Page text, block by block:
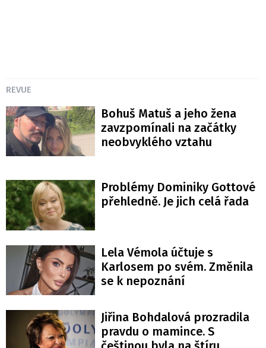
REVUE
Bohuš Matuš a jeho žena
zavzpomínali na začátky
neobvyklého vztahu
Problémy Dominiky Gottové
přehledně. Je jich celá řada
Lela Vémola účtuje s
Karlosem po svém. Změnila
se k nepoznání
Jiřina Bohdalová prozradila
pravdu o mamince. S